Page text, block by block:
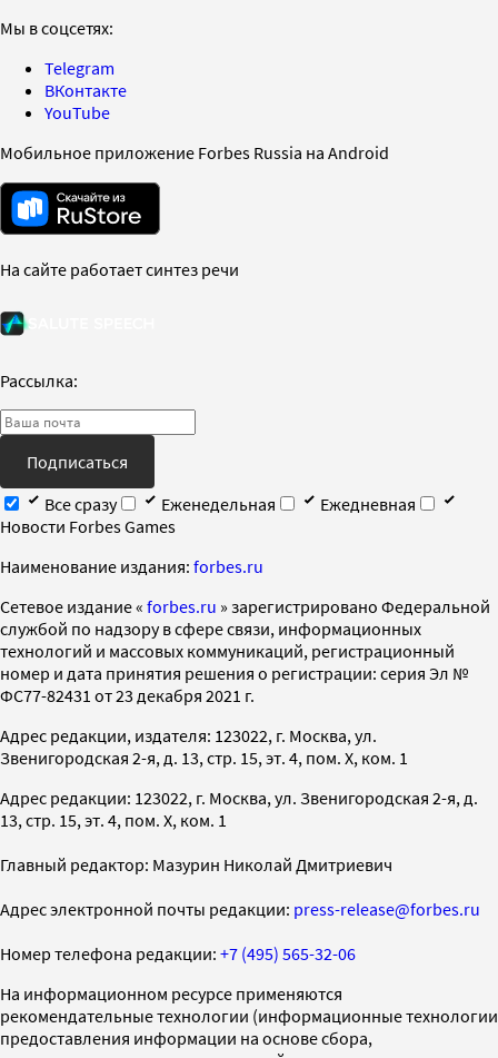
Мы в соцсетях:
Telegram
ВКонтакте
YouTube
Мобильное приложение Forbes Russia на Android
На сайте работает синтез речи
Рассылка:
Подписаться
Все сразу
Еженедельная
Ежедневная
Новости Forbes Games
Наименование издания: forbes.ru
Cетевое издание « forbes.ru » зарегистрировано Федеральной
службой по надзору в сфере связи, информационных
технологий и массовых коммуникаций, регистрационный
номер и дата принятия решения о регистрации: серия Эл №
ФС77-82431 от 23 декабря 2021 г.
Адрес редакции, издателя: 123022, г. Москва, ул.
Звенигородская 2-я, д. 13, стр. 15, эт. 4, пом. X, ком. 1
Адрес редакции: 123022, г. Москва, ул. Звенигородская 2-я, д.
13, стр. 15, эт. 4, пом. X, ком. 1
Главный редактор: Мазурин Николай Дмитриевич
Адрес электронной почты редакции: press-release@forbes.ru
Номер телефона редакции: +7 (495) 565-32-06
На информационном ресурсе применяются
рекомендательные технологии (информационные технологии
предоставления информации на основе сбора,